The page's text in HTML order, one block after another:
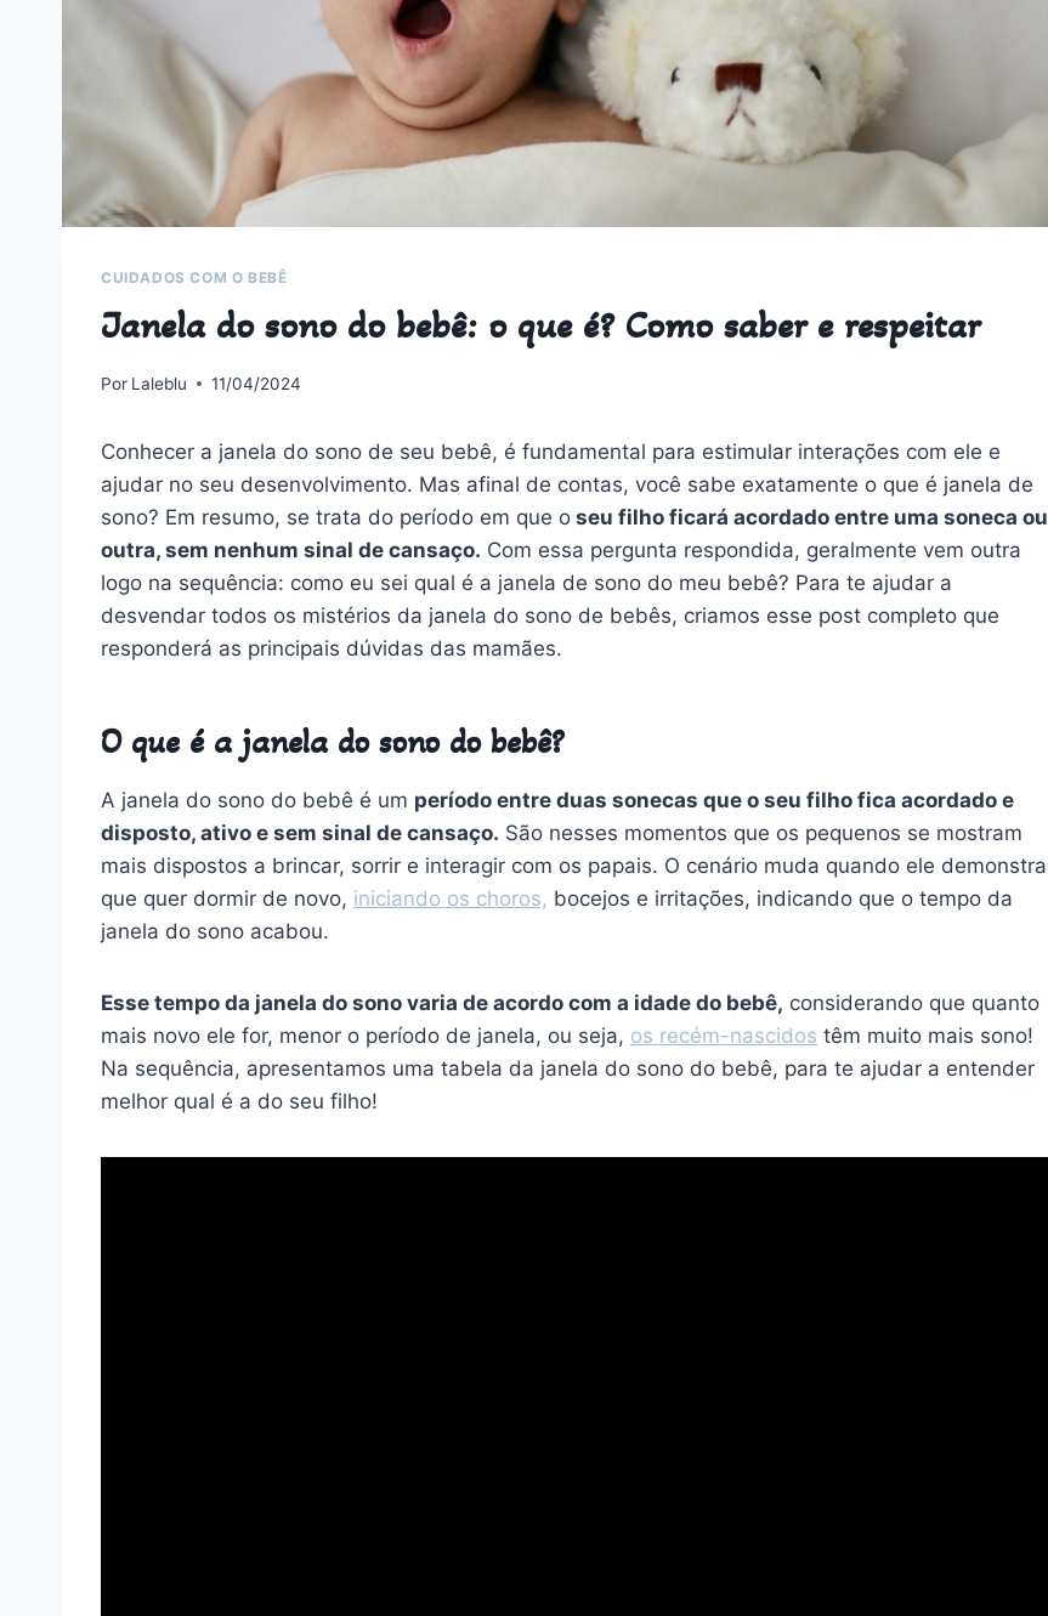
CUIDADOS COM O BEBÊ
Janela do sono do bebê: o que é? Como saber e respeitar
Por Laleblu 11/04/2024
Conhecer a janela do sono de seu bebê, é fundamental para estimular interações com ele e
ajudar no seu desenvolvimento. Mas afinal de contas, você sabe exatamente o que é janela de
sono? Em resumo, se trata do período em que o seu filho ficará acordado entre uma soneca ou
outra, sem nenhum sinal de cansaço. Com essa pergunta respondida, geralmente vem outra
logo na sequência: como eu sei qual é a janela de sono do meu bebê? Para te ajudar a
desvendar todos os mistérios da janela do sono de bebês, criamos esse post completo que
responderá as principais dúvidas das mamães.
O que é a janela do sono do bebê?
A janela do sono do bebê é um período entre duas sonecas que o seu filho fica acordado e
disposto, ativo e sem sinal de cansaço. São nesses momentos que os pequenos se mostram
mais dispostos a brincar, sorrir e interagir com os papais. O cenário muda quando ele demonstra
que quer dormir de novo, iniciando os choros, bocejos e irritações, indicando que o tempo da
janela do sono acabou.
Esse tempo da janela do sono varia de acordo com a idade do bebê, considerando que quanto
mais novo ele for, menor o período de janela, ou seja, os recém-nascidos têm muito mais sono!
Na sequência, apresentamos uma tabela da janela do sono do bebê, para te ajudar a entender
melhor qual é a do seu filho!